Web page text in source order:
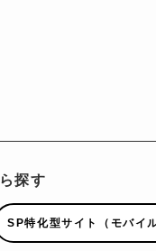
探す
SP特化型サイト（モバイ